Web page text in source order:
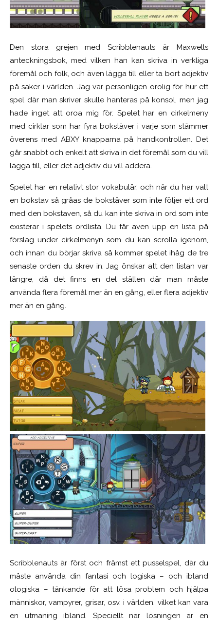
Den stora grejen med Scribblenauts är Maxwells
anteckningsbok, med vilken han kan skriva in verkliga
föremål och folk, och även lägga till eller ta bort adjektiv
på saker i världen. Jag var personligen orolig för hur ett
spel där man skriver skulle hanteras på konsol, men jag
hade inget att oroa mig för. Spelet har en cirkelmeny
med cirklar som har fyra bokstäver i varje som stämmer
överens med ABXY knapparna på handkontrollen. Det
går snabbt och enkelt att skriva in det föremål som du vill
lägga till, eller det adjektiv du vill addera.
Spelet har en relativt stor vokabulär, och när du har valt
en bokstav så gråas de bokstäver som inte följer ett ord
med den bokstaven, så du kan inte skriva in ord som inte
existerar i spelets ordlista. Du får även upp en lista på
förslag under cirkelmenyn som du kan scrolla igenom,
och innan du börjar skriva så kommer spelet ihåg de tre
senaste orden du skrev in. Jag önskar att den listan var
längre, då det finns en del ställen där man måste
använda flera föremål mer än en gång, eller flera adjektiv
mer än en gång.
Scribblenauts är först och främst ett pusselspel, där du
måste använda din fantasi och logiska – och ibland
ologiska – tänkande för att lösa problem och hjälpa
människor, vampyrer, grisar, osv. i världen, vilket kan vara
en utmaning ibland. Speciellt när lösningen är en